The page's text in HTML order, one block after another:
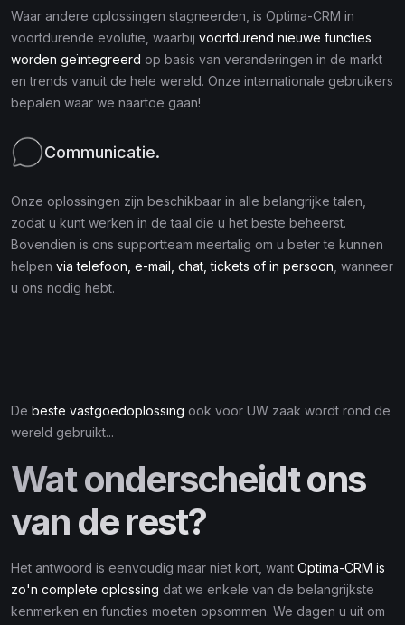
Waar andere oplossingen stagneerden, is Optima-CRM in
voortdurende evolutie, waarbij voortdurend nieuwe functies
worden geïntegreerd op basis van veranderingen in de markt
en trends vanuit de hele wereld. Onze internationale gebruikers
bepalen waar we naartoe gaan!
Communicatie.
Onze oplossingen zijn beschikbaar in alle belangrijke talen,
zodat u kunt werken in de taal die u het beste beheerst.
Bovendien is ons supportteam meertalig om u beter te kunnen
helpen via telefoon, e-mail, chat, tickets of in persoon , wanneer
u ons nodig hebt.
De beste vastgoedoplossing ook voor UW zaak wordt rond de
wereld gebruikt...
Wat onderscheidt ons
van de rest?
Het antwoord is eenvoudig maar niet kort, want Optima-CRM is
zo'n complete oplossing dat we enkele van de belangrijkste
kenmerken en functies moeten opsommen. We dagen u uit om